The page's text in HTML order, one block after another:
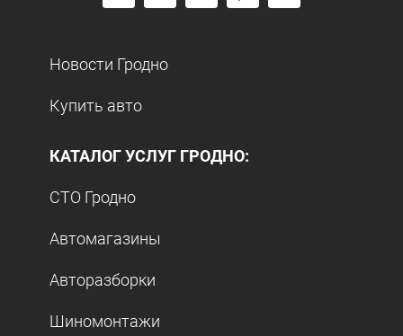
Новости Гродно
Купить авто
КАТАЛОГ УСЛУГ ГРОДНО:
СТО Гродно
Автомагазины
Авторазборки
Шиномонтажи